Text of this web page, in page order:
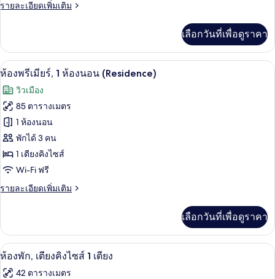
ซ์,
ห้อง
นอน
(Residence)
รายละเอียดเพิ่มเติม
ราย
เกี่ยว
กับ
ห้อง
ลัก
ซ์,
ห้อง
นอน
(Residence)
เลือกวันที่เพื่อดูราคา
เปิด
ภาพถ่าย
ทั้งหมด
ของ
ห้อง
พรีเมียร์,
1
ห้อง
ผ้านวมขนเป็ด, มินิบาร์, ตู้นิรภัยในห้อ
8
ห้องพรีเมียร์, 1 ห้องนอน (Residence)
วิวเมือง
85 ตารางเมตร
1 ห้องนอน
พักได้ 3 คน
1 เตียงคิงไซส์
Wi-Fi ฟรี
รายละเอียดเพิ่มเติม
ราย
เกี่ยว
กับ
ห้อง
เลือกวันที่เพื่อดูราคา
เปิด
ภาพถ่าย
ผ้านวมขนเป็ด, มินิบาร์, ตู้นิรภัยในห้อ
7
ห้องพัก, เตียงคิงไซส์ 1 เตียง
42 ตารางเมตร